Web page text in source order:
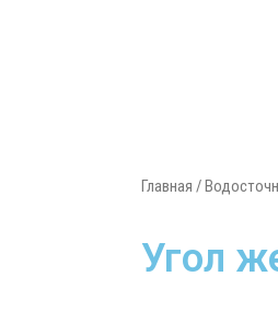
Главная /
Угол